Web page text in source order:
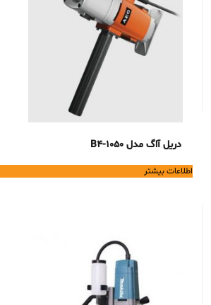
دریل آاگ مدل B4-1050
اطلاعات بیشتر